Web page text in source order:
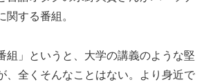
関する番組。
組」というと、大学の講義のような堅
、全くそんなことはない。より身近で